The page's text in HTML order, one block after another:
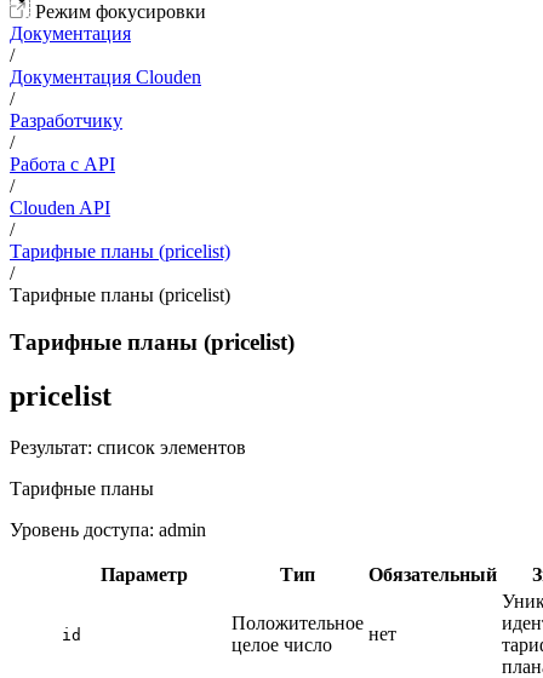
Режим фокусировки
Документация
/
Документация Clouden
/
Разработчику
/
Работа с API
/
Clouden API
/
Тарифные планы (pricelist)
/
Тарифные планы (pricelist)
Тарифные планы (pricelist)
pricelist
Результат: список элементов
Тарифные планы
Уровень доступа: admin
Параметр Тип Обязательный
id
Положительное
целое число
нет